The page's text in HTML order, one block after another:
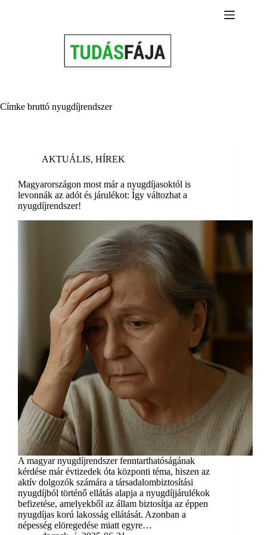
Címke bruttó nyugdíjrendszer
AKTUÁLIS, HÍREK
Magyarországon most már a nyugdíjasoktól is
levonnák az adót és járulékot: Így változhat a
nyugdíjrendszer!
A magyar nyugdíjrendszer fenntarthatóságának
kérdése már évtizedek óta központi téma, hiszen az
aktív dolgozók számára a társadalombiztosítási
nyugdíjból történő ellátás alapja a nyugdíjjárulékok
befizetése, amelyekből az állam biztosítja az éppen
nyugdíjas korú lakosság ellátását. Azonban a
népesség elöregedése miatt egyre…